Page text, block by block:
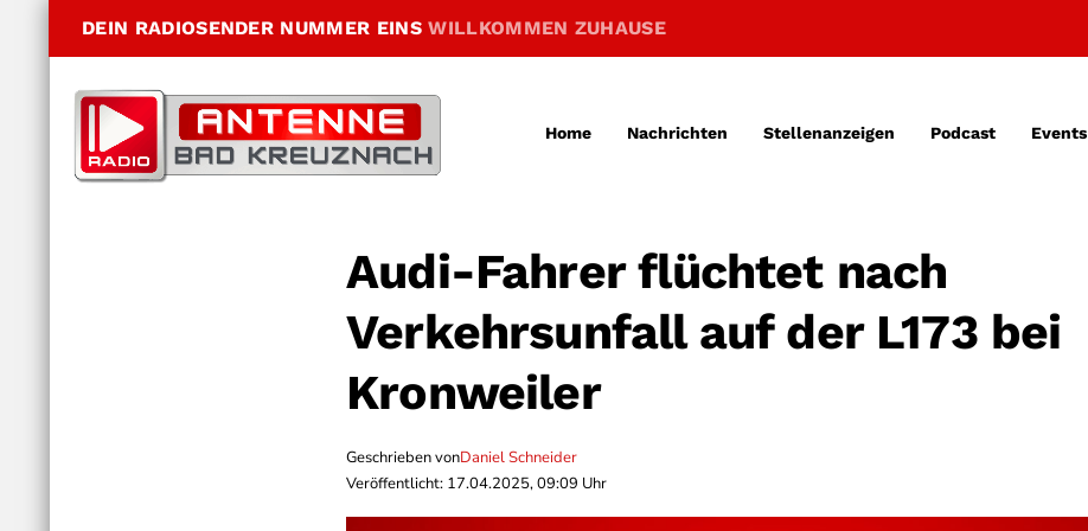
DEIN RADIOSENDER NUMMER EINSWILLKOMMEN ZUHAUSE
Home Nachrichten Stellenanzeigen Podcast Events
Audi-Fahrer flüchtet nach
Verkehrsunfall auf der L173 bei
Kronweiler
Geschrieben vonDaniel Schneider
Veröffentlicht: 17.04.2025, 09:09 Uhr